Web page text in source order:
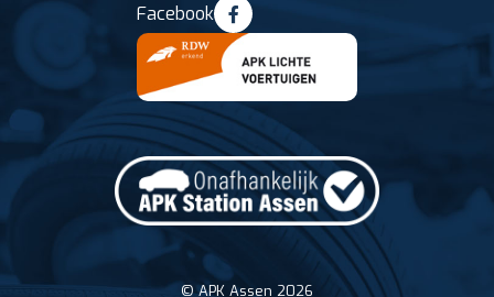
Facebook
© APK Assen 2026